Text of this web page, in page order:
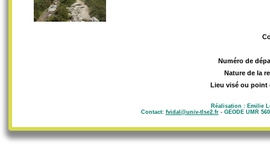
Numéro de
Nature de la
Lieu visé ou point
Réalisation : Emilie
Contact: fvidal@univ-tlse2.fr- GEODE UMR